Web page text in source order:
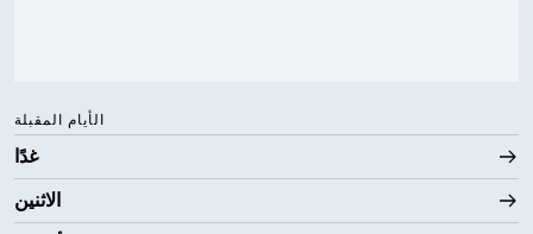
الأيام المقبلة
غدًا
الاثنين